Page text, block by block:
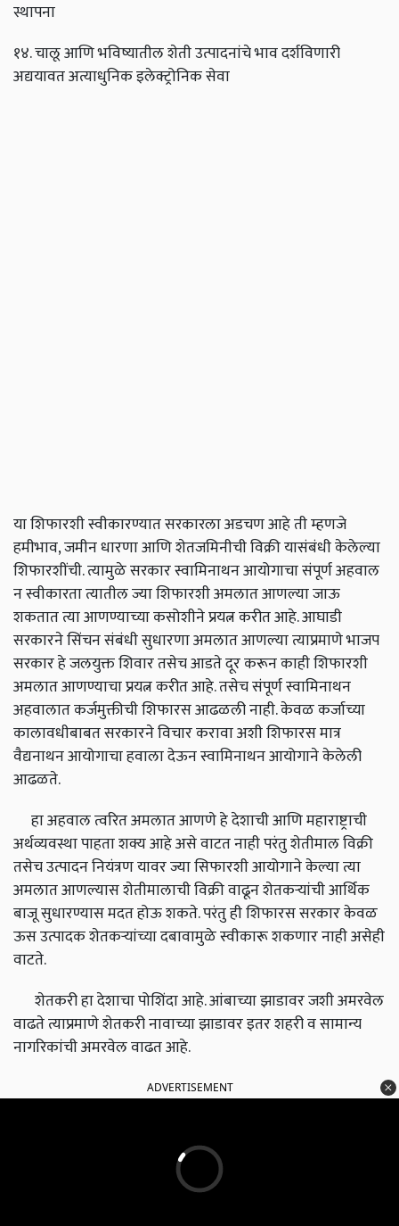
स्थापना
१४. चालू आणि भविष्यातील शेती उत्पादनांचे भाव दर्शविणारी
अद्ययावत अत्याधुनिक इलेक्ट्रोनिक सेवा
या शिफारशी स्वीकारण्यात सरकारला अडचण आहे ती म्हणजे
हमीभाव, जमीन धारणा आणि शेतजमिनीची विक्री यासंबंधी केलेल्या
शिफारशींची. त्यामुळे सरकार स्वामिनाथन आयोगाचा संपूर्ण अहवाल
न स्वीकारता त्यातील ज्या शिफारशी अमलात आणल्या जाऊ
शकतात त्या आणण्याच्या कसोशीने प्रयत्न करीत आहे. आघाडी
सरकारने सिंचन संबंधी सुधारणा अमलात आणल्या त्याप्रमाणे भाजप
सरकार हे जलयुक्त शिवार तसेच आडते दूर करून काही शिफारशी
अमलात आणण्याचा प्रयत्न करीत आहे. तसेच संपूर्ण स्वामिनाथन
अहवालात कर्जमुक्तीची शिफारस आढळली नाही. केवळ कर्जाच्या
कालावधीबाबत सरकारने विचार करावा अशी शिफारस मात्र
वैद्यनाथन आयोगाचा हवाला देऊन स्वामिनाथन आयोगाने केलेली
आढळते.
हा अहवाल त्वरित अमलात आणणे हे देशाची आणि महाराष्ट्राची
अर्थव्यवस्था पाहता शक्य आहे असे वाटत नाही परंतु शेतीमाल विक्री
तसेच उत्पादन नियंत्रण यावर ज्या सिफारशी आयोगाने केल्या त्या
अमलात आणल्यास शेतीमालाची विक्री वाढून शेतकऱ्यांची आर्थिक
बाजू सुधारण्यास मदत होऊ शकते. परंतु ही शिफारस सरकार केवळ
ऊस उत्पादक शेतकऱ्यांच्या दबावामुळे स्वीकारू शकणार नाही असेही
वाटते.
शेतकरी हा देशाचा पोशिंदा आहे. आंबाच्या झाडावर जशी अमरवेल
वाढते त्याप्रमाणे शेतकरी नावाच्या झाडावर इतर शहरी व सामान्य
नागरिकांची अमरवेल वाढत आहे.
ADVERTISEMENT